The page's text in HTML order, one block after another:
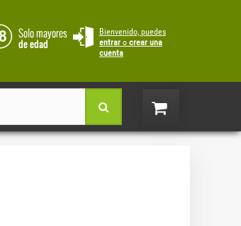
Bienvenido, puedes
entrar o crear una
cuenta